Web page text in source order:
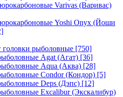
Varivas (Варивас)
Yoshi Onyx (Йоши
рыболовные [750]
Agat (Агат) [36]
Aqua (Аква) [28]
Condor (Кондор) [5]
Deps (Дэпс) [12]
Excalibur (Экскалибур)